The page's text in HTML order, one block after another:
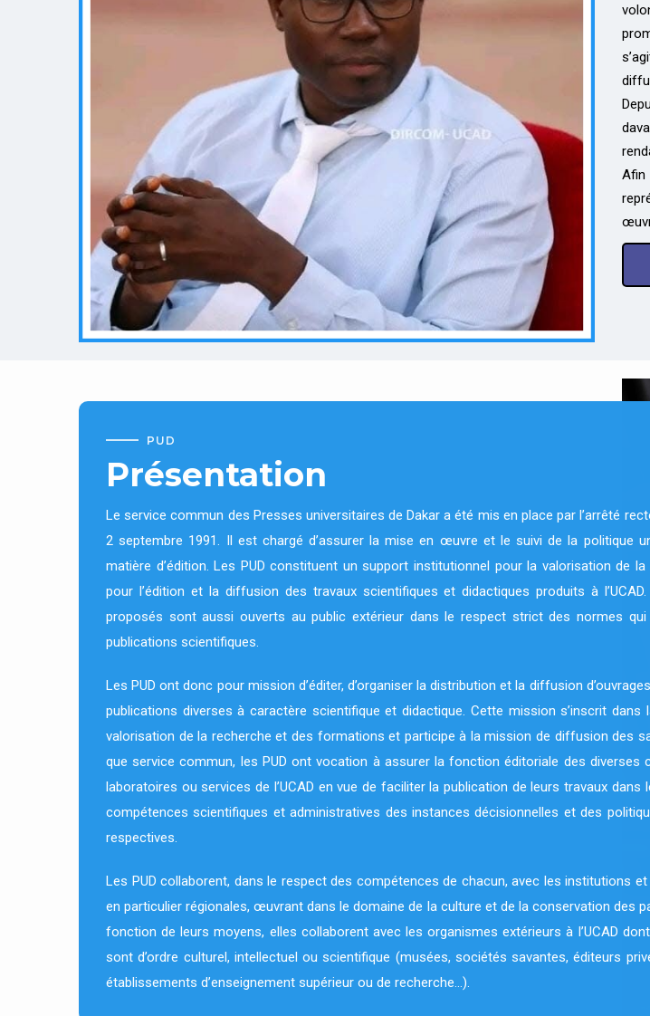
PUD
Présentation
Le service commun des Presses universitaires de Dakar a été mis en place par l’arrêté
2 septembre 1991. Il est chargé d’assurer la mise en œuvre et le suivi de la politique
matière d’édition. Les PUD constituent un support institutionnel pour la valorisation de la
pour l’édition et la diffusion des travaux scientifiques et didactiques produits à
proposés sont aussi ouverts au public extérieur dans le respect strict des normes qui
publications scientifiques.
Les PUD ont donc pour mission d’éditer, d’organiser la distribution et la diffusion
publications diverses à caractère scientifique et didactique. Cette mission s’inscrit dans
valorisation de la recherche et des formations et participe à la mission de diffusion des
que service commun, les PUD ont vocation à assurer la fonction éditoriale des diverses
laboratoires ou services de l’UCAD en vue de faciliter la publication de leurs travaux dans
compétences scientifiques et administratives des instances décisionnelles et des
respectives.
Les PUD collaborent, dans le respect des compétences de chacun, avec les institutions
en particulier régionales, œuvrant dans le domaine de la culture et de la conservation des
fonction de leurs moyens, elles collaborent avec les organismes extérieurs à l’UCAD
sont d’ordre culturel, intellectuel ou scientifique (musées, sociétés savantes, éditeurs
établissements d’enseignement supérieur ou de recherche…).